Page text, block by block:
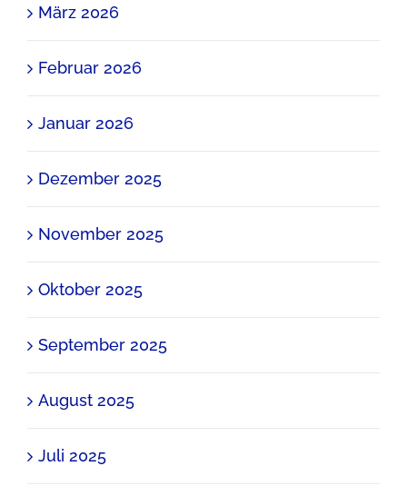
März 2026
Februar 2026
Januar 2026
Dezember 2025
November 2025
Oktober 2025
September 2025
August 2025
Juli 2025